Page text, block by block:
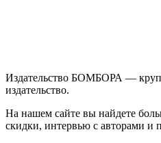
Издательство БОМБОРА —
издательство.
На нашем сайте вы найдете
скидки, интервью с авторами и